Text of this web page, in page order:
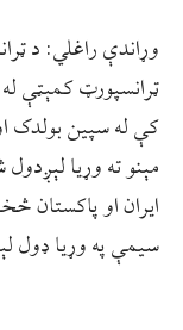
وړاندې راغلي: د
ټرانسپورټ کمېټې
مېنو ته وړیا
ایران او پاکستان
سیمې په وړیا ډول